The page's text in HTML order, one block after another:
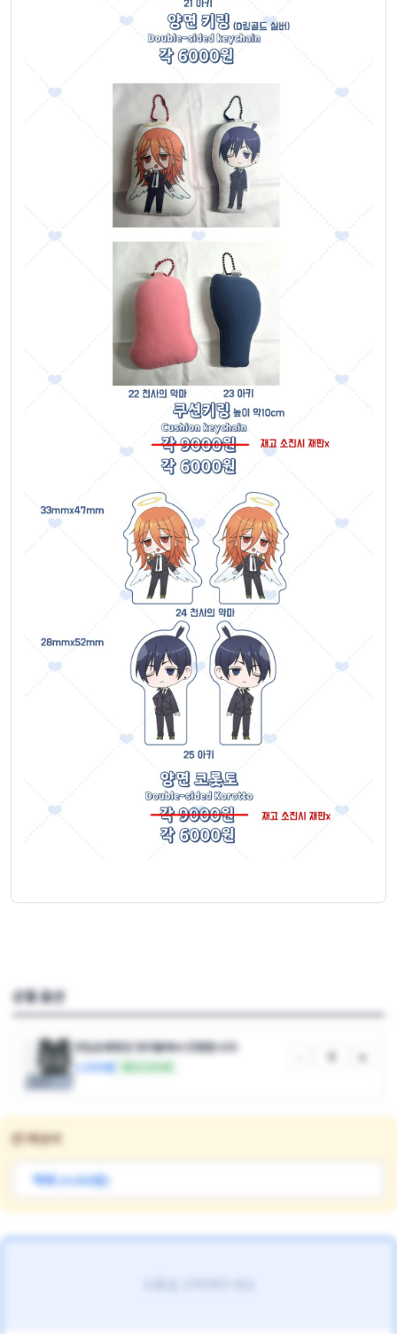
상품 옵션
선입금 통판은 윗치폼에서 진행합니다!
1,000원
+
📦 배송비
택배 (4,000원)